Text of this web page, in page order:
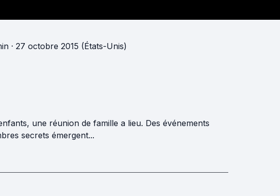
· 27 octobre 2015 (États-Unis)
une réunion de famille a lieu. Des événements
secrets émergent...